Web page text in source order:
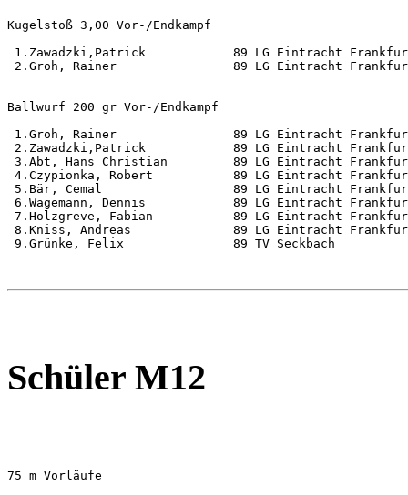
Kugelstoß 3,00 Vor-/Endkampf
1.Zawadzki,Patrick            89 LG Eintracht
2.Groh, Rainer                89 LG Eintracht
Ballwurf 200 gr Vor-/Endkampf
1.Groh, Rainer                89 LG Eintracht
2.Zawadzki,Patrick            89 LG Eintracht
3.Abt, Hans Christian         89 LG Eintracht
4.Czypionka, Robert           89 LG Eintracht
5.Bär, Cemal                  89 LG Eintracht
6.Wagemann, Dennis            89 LG Eintracht
7.Holzgreve, Fabian           89 LG Eintracht
8.Kniss, Andreas              89 LG Eintracht
9.Grünke, Felix               89 TV Seckbach
Schüler M12
75 m Vorläufe